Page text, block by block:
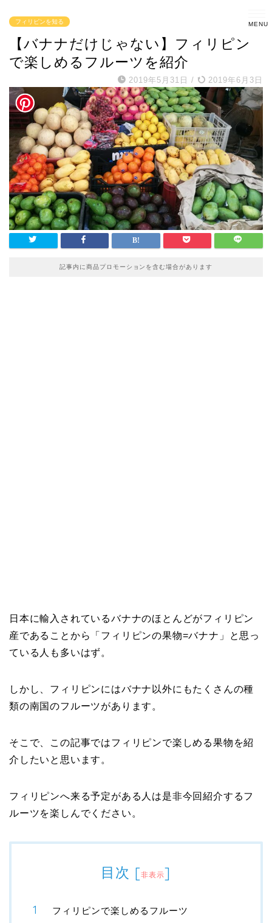
フィリピンを知る
【バナナだけじゃない】フィリピン
で楽しめるフルーツを紹介
2019年5月31日 / 2019年6月3日
記事内に商品プロモーションを含む場合があります
日本に輸入されているバナナのほとんどがフィリピン
産であることから「フィリピンの果物=バナナ」と思っ
ている人も多いはず。
しかし、フィリピンにはバナナ以外にもたくさんの種
類の南国のフルーツがあります。
そこで、この記事ではフィリピンで楽しめる果物を紹
介したいと思います。
フィリピンへ来る予定がある人は是非今回紹介するフ
ルーツを楽しんでください。
目次 [非表示]
フィリピンで楽しめるフルーツ